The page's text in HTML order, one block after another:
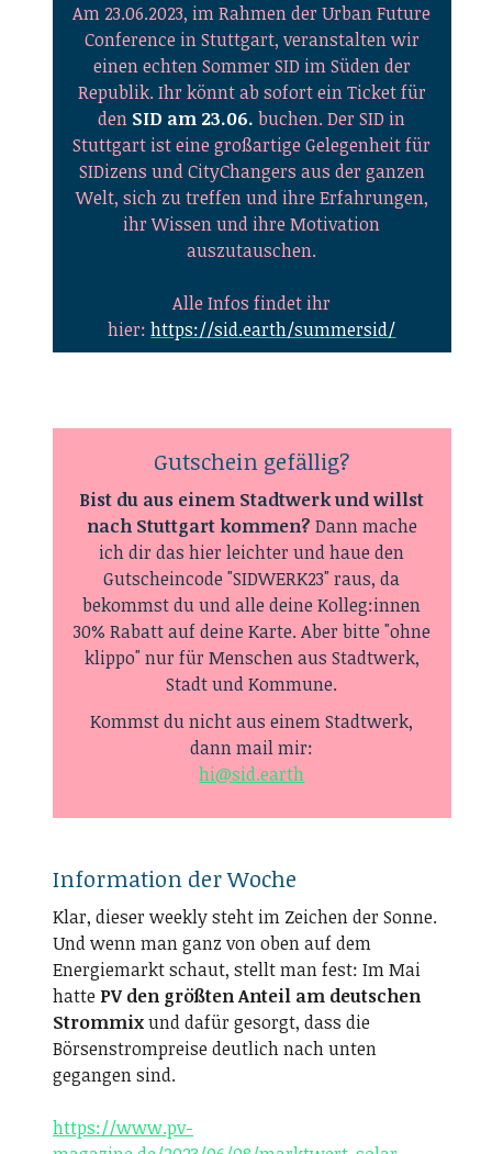
Am 23.06.2023, im Rahmen der Urban Future
Conference in Stuttgart, veranstalten wir
einen echten Sommer SID im Süden der
Republik. Ihr könnt ab sofort ein Ticket für
den SID am 23.06. buchen. Der SID in
Stuttgart ist eine großartige Gelegenheit für
SIDizens und CityChangers aus der ganzen
Welt, sich zu treffen und ihre Erfahrungen,
ihr Wissen und ihre Motivation
auszutauschen.
Alle Infos findet ihr
hier:https://sid.earth/summersid/
Gutschein gefällig?
Bist du aus einem Stadtwerk und willst
nach Stuttgart kommen? Dann mache
ich dir das hier leichter und haue den
Gutscheincode "SIDWERK23" raus, da
bekommst du und alle deine Kolleg:innen
30% Rabatt auf deine Karte. Aber bitte "ohne
klippo" nur für Menschen aus Stadtwerk,
Stadt und Kommune.
Kommst du nicht aus einem Stadtwerk,
dann mail mir:
hi@sid.earth
Information der Woche
Klar, dieser weekly steht im Zeichen der Sonne.
Und wenn man ganz von oben auf dem
Energiemarkt schaut, stellt man fest: Im Mai
hatte PV den größten Anteil am deutschen
Strommixund dafür gesorgt, dass die
Börsenstrompreise deutlich nach unten
gegangen sind.
https://www.pv-